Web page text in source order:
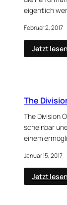
eigentlich
Februar 2, 2017
Jetzt
The
The Division
scheinbar
einem
Januar 15, 2017
Jetzt